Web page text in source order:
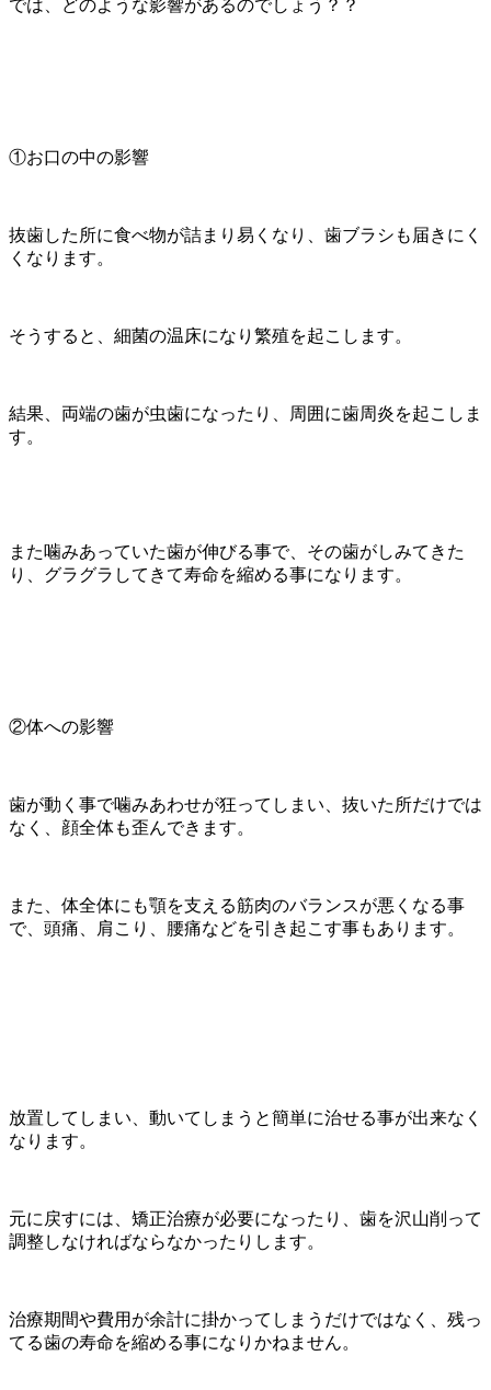
では、どのような影響があるのでしょう？？
①お口の中の影響
抜歯した所に食べ物が詰まり易くなり、歯ブラシも届きにく
くなります。
そうすると、細菌の温床になり繁殖を起こします。
結果、両端の歯が虫歯になったり、周囲に歯周炎を起こしま
す。
また噛みあっていた歯が伸びる事で、その歯がしみてきた
り、グラグラしてきて寿命を縮める事になります。
②体への影響
歯が動く事で噛みあわせが狂ってしまい、抜いた所だけでは
なく、顔全体も歪んできます。
また、体全体にも顎を支える筋肉のバランスが悪くなる事
で、頭痛、肩こり、腰痛などを引き起こす事もあります。
放置してしまい、動いてしまうと簡単に治せる事が出来なく
なります。
元に戻すには、矯正治療が必要になったり、歯を沢山削って
調整しなければならなかったりします。
治療期間や費用が余計に掛かってしまうだけではなく、残っ
てる歯の寿命を縮める事になりかねません。